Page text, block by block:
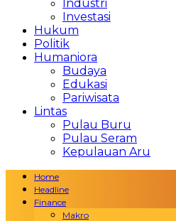
Industri
Investasi
Hukum
Politik
Humaniora
Budaya
Edukasi
Pariwisata
Lintas
Pulau Buru
Pulau Seram
Kepulauan Aru
Home
Headline
Finance
Makro